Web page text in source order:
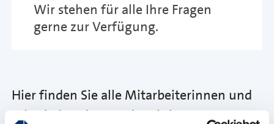
Wir stehen für alle Ihre Fragen
gerne zur Verfügung.
Hier finden Sie alle Mitarbeiterinnen und
Mitarbeiter der Handwerkskammer